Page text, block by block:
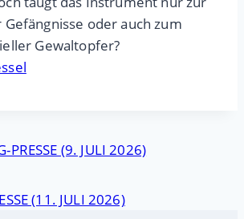
Gefängnisse oder auch zum
Gewaltopfer?
PRESSE (9. JULI 2026)
(11. JULI 2026)